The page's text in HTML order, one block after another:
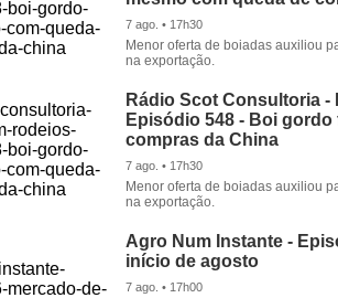
7 ago. • 17h30
Menor oferta de boiadas auxiliou
na exportação.
Rádio Scot Consultoria -
Episódio 548 - Boi
compras da China
7 ago. • 17h30
Menor oferta de boiadas auxiliou
na exportação.
Agro Num Instante -
início de agosto
7 ago. • 17h00